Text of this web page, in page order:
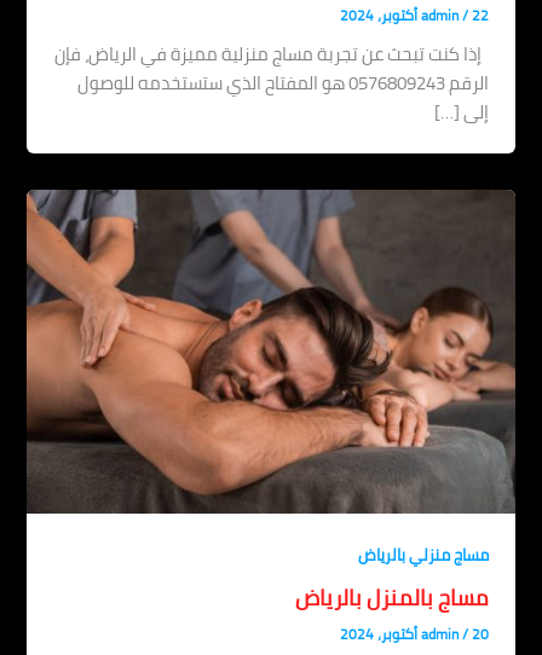
admin/22 أكتوبر، 2024
إذا كنت تبحث عن تجربة مساج منزلية مميزة في الرياض، فإن
الرقم 0576809243 هو المفتاح الذي ستستخدمه للوصول
إلى […]
مساج منزلي بالرياض
مساج بالمنزل بالرياض
admin/20 أكتوبر، 2024